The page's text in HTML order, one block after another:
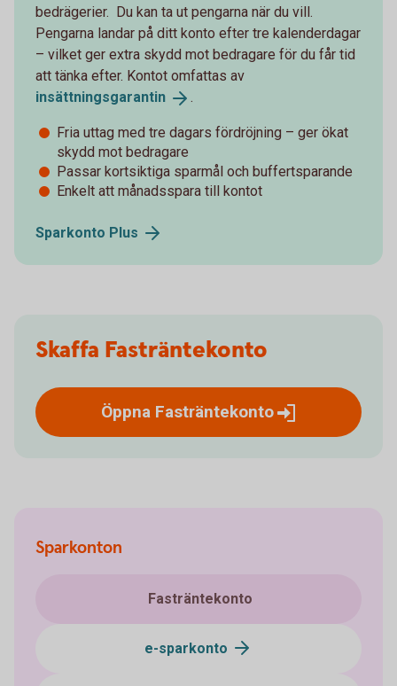
bedrägerier. Du kan ta ut pengarna när du vill.
Pengarna landar på ditt konto efter tre kalenderdagar
– vilket ger extra skydd mot bedragare för du får tid
att tänka efter. Kontot omfattas av
insättningsgarantin
.
Fria uttag med tre dagars fördröjning – ger ökat
skydd mot bedragare
Passar kortsiktiga sparmål och buffertsparande
Enkelt att månadsspara till kontot
Sparkonto Plus
Skaffa Fasträntekonto
Öppna Fasträntekonto
Sparkonton
Fasträntekonto
e-sparkonto